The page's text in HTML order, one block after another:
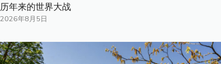
历年来的世界大战
2026年8月5日